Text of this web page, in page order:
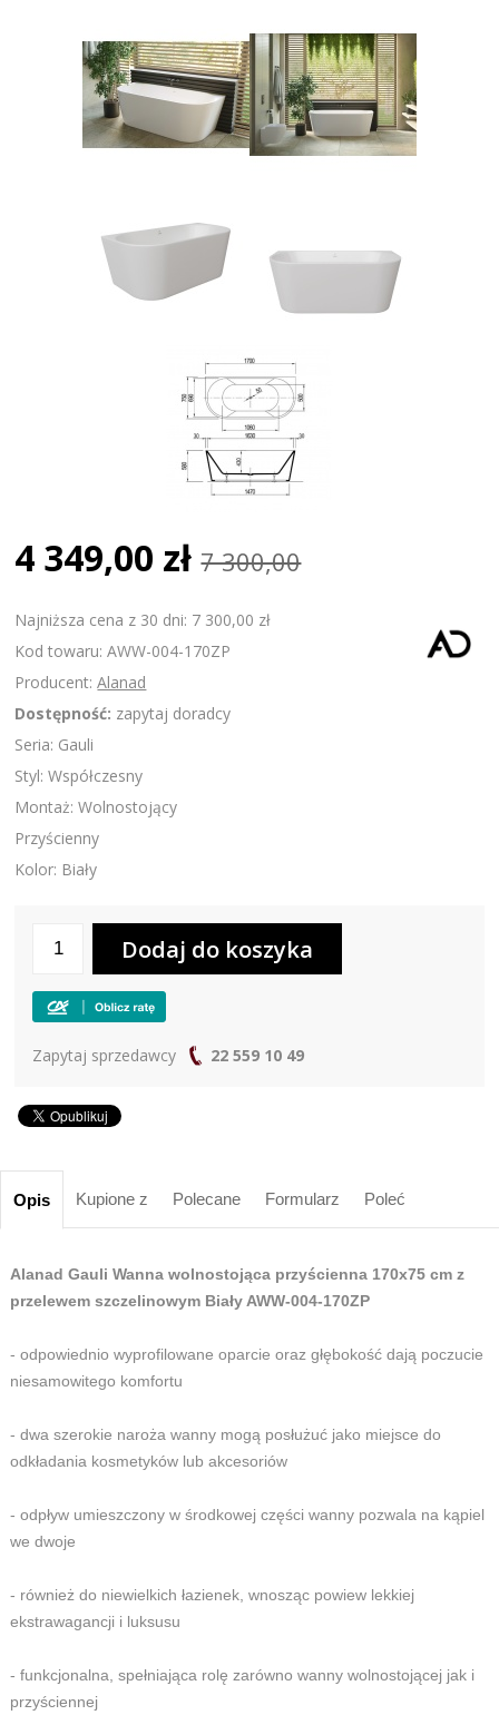
4 349,00 zł 7 300,00
Najniższa cena z 30 dni: 7 300,00 zł
Kod towaru: AWW-004-170ZP
Producent:Alanad
Dostępność: zapytaj doradcy
Seria: Gauli
Styl: Współczesny
Montaż: Wolnostojący
Przyścienny
Kolor: Biały
Zapytaj sprzedawcy 22 559 10 49
Opis Kupione z Polecane Formularz Poleć
Alanad Gauli Wanna wolnostojąca przyścienna 170x75 cm z
przelewem szczelinowym Biały AWW-004-170ZP
- odpowiednio wyprofilowane oparcie oraz głębokość dają poczucie
niesamowitego komfortu
- dwa szerokie naroża wanny mogą posłużuć jako miejsce do
odkładania kosmetyków lub akcesoriów
- odpływ umieszczony w środkowej części wanny pozwala na kąpiel
we dwoje
- również do niewielkich łazienek, wnosząc powiew lekkiej
ekstrawagancji i luksusu
- funkcjonalna, spełniająca rolę zarówno wanny wolnostojącej jak i
przyściennej